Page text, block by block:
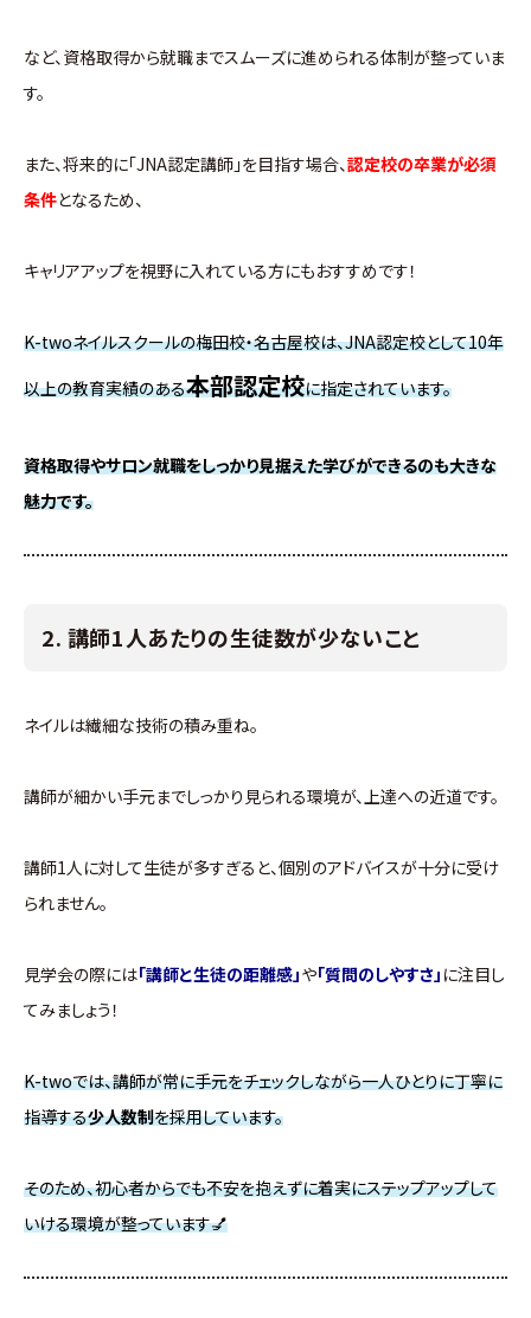
など、資格取得から就職までスムーズに進められる体制が整っていま
す。
また、将来的に「JNA認定講師」を目指す場合、認定校の卒業が必須
条件となるため、
キャリアアップを視野に入れている方にもおすすめです！
K-twoネイルスクールの梅田校・名古屋校は、JNA認定校として10年
以上の教育実績のある本部認定校に指定されています。
資格取得やサロン就職をしっかり見据えた学びができるのも大きな
魅力です。
2. 講師1人あたりの生徒数が少ないこと
ネイルは繊細な技術の積み重ね。
講師が細かい手元までしっかり見られる環境が、上達への近道です。
講師1人に対して生徒が多すぎると、個別のアドバイスが十分に受け
られません。
見学会の際には「講師と生徒の距離感」や「質問のしやすさ」 に注目し
てみましょう！
K-twoでは、講師が常に手元をチェックしながら一人ひとりに丁寧に
指導する少人数制を採用しています。
そのため、初心者からでも不安を抱えずに着実にステップアップして
いける環境が整っています💅